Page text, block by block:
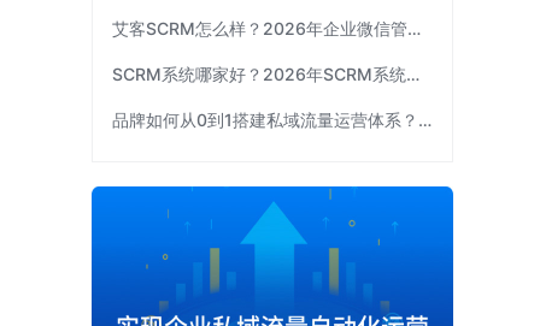
艾客SCRM怎么样？2026年企业微信管理工具选型指南
SCRM系统哪家好？2026年SCRM系统选型指南|艾客SCRM
品牌如何从0到1搭建私域流量运营体系？| 艾客SCRM